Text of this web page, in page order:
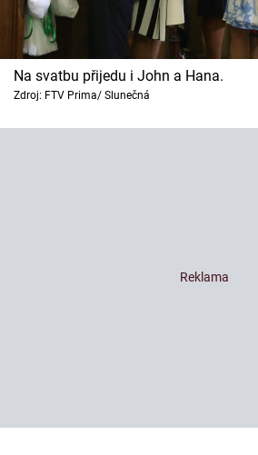
Na svatbu přijedu i John a Hana.
Zdroj: FTV Prima/ Slunečná